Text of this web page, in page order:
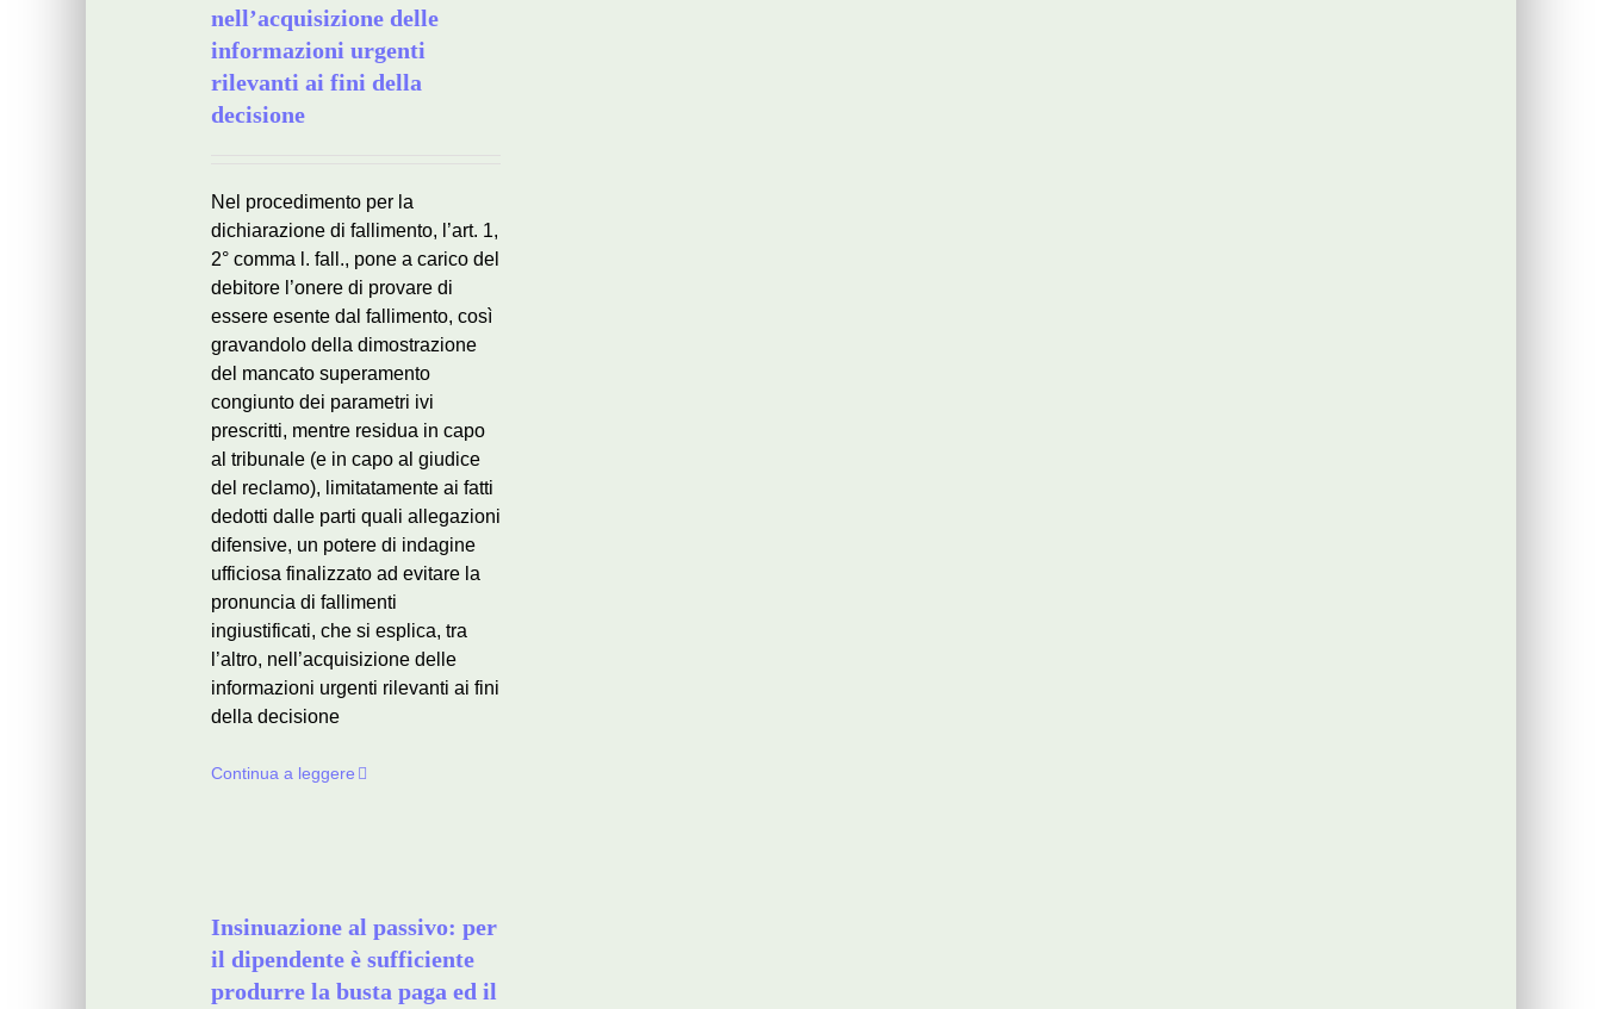
nell’acquisizione delle
informazioni urgenti
rilevanti ai fini della
decisione
Nel procedimento per la
dichiarazione di fallimento, l’art. 1,
2° comma l. fall., pone a carico del
debitore l’onere di provare di
essere esente dal fallimento, così
gravandolo della dimostrazione
del mancato superamento
congiunto dei parametri ivi
prescritti, mentre residua in capo
al tribunale (e in capo al giudice
del reclamo), limitatamente ai fatti
dedotti dalle parti quali allegazioni
difensive, un potere di indagine
ufficiosa finalizzato ad evitare la
pronuncia di fallimenti
ingiustificati, che si esplica, tra
l’altro, nell’acquisizione delle
informazioni urgenti rilevanti ai fini
della decisione
Continua a leggere
Insinuazione al passivo: per
il dipendente è sufficiente
produrre la busta paga ed il